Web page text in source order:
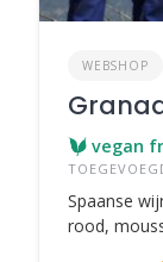
WEBSHOP
vegan
Spaanse
rood,